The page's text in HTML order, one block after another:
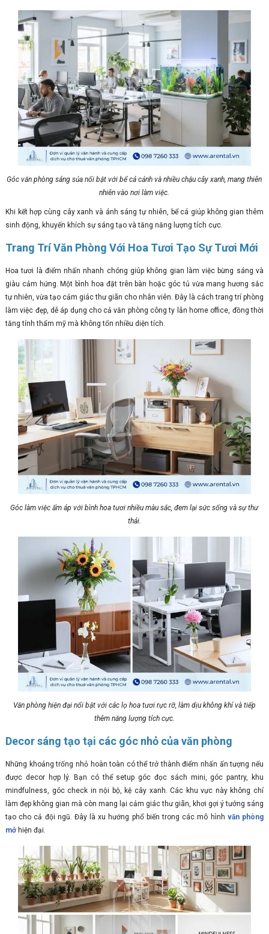
Góc văn phòng sáng sủa nổi bật với bể cá cảnh và nhiều chậu cây xanh, mang thiên
nhiên vào nơi làm việc.
Khi kết hợp cùng cây xanh và ánh sáng tự nhiên, bể cá giúp không gian thêm
sinh động, khuyến khích sự sáng tạo và tăng năng lượng tích cực.
Trang Trí Văn Phòng Với Hoa Tươi Tạo Sự Tươi Mới
Hoa tươi là điểm nhấn nhanh chóng giúp không gian làm việc bừng sáng và
giàu cảm hứng. Một bình hoa đặt trên bàn hoặc góc tủ vừa mang hương sắc
tự nhiên, vừa tạo cảm giác thư giãn cho nhân viên. Đây là cách trang trí phòng
làm việc đẹp, dễ áp dụng cho cả văn phòng công ty lẫn home office, đồng thời
tăng tính thẩm mỹ mà không tốn nhiều diện tích.
Góc làm việc ấm áp với bình hoa tươi nhiều màu sắc, đem lại sức sống và sự thư
thái.
Văn phòng hiện đại nổi bật với các lọ hoa tươi rực rỡ, làm dịu không khí và tiếp
thêm năng lượng tích cực.
Decor sáng tạo tại các góc nhỏ của văn phòng
Những khoảng trống nhỏ hoàn toàn có thể trở thành điểm nhấn ấn tượng nếu
được decor hợp lý. Bạn có thể setup góc đọc sách mini, góc pantry, khu
mindfulness, góc check in nội bộ, kệ cây xanh. Các khu vực này không chỉ
làm đẹp không gian mà còn mang lại cảm giác thư giãn, khơi gợi ý tưởng sáng
tạo cho cả đội ngũ. Đây là xu hướng phổ biến trong các mô hình văn phòng
mởhiện đại.